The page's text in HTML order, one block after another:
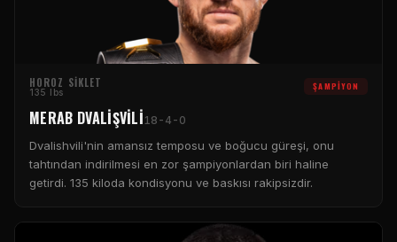
HOROZ SIKLET
135 lbs ŞAMPIYON
MERAB DVALIŞVILI18-4-0
Dvalishvili'nin amansız temposu ve boğucu güreşi, onu
tahtından indirilmesi en zor şampiyonlardan biri haline
getirdi. 135 kiloda kondisyonu ve baskısı rakipsizdir.